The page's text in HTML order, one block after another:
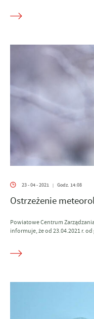
23 - 04 - 2021 | Godz. 14:08
Ostrzeżenie
Powiatowe Centrum
informuje, że od 23.04.2021 r. od